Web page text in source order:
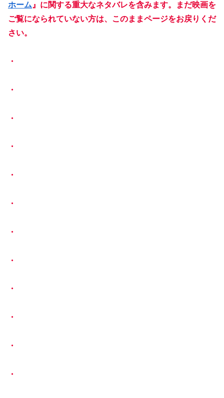
ホーム 』に関する重大なネタバレを含みます。まだ映画を
ご覧になられていない方は、このままページをお戻りくだ
さい。
・
・
・
・
・
・
・
・
・
・
・
・